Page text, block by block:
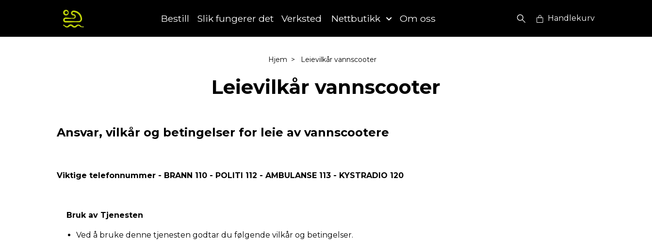
Bestill Slik fungerer det Verksted Nettbutikk Om oss Handlekurv
Hjem Leievilkår vannscooter
Leievilkår vannscooter
Ansvar, vilkår og betingelser for leie av vannscootere
Viktige telefonnummer - BRANN 110 - POLITI 112 - AMBULANSE 113 - KYSTRADIO 120
Bruk av Tjenesten
Ved å bruke denne tjenesten godtar du følgende vilkår og betingelser.